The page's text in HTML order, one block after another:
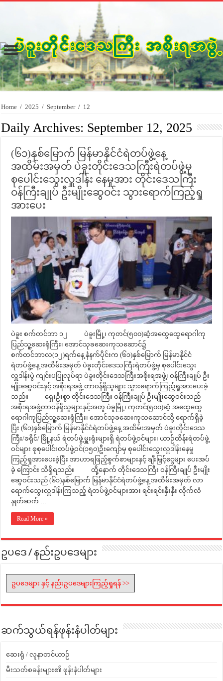
Home / 2025 / September / 12
Daily Archives: September 12, 2025
(၆၁)နှစ်မြောက် မြန်မာနိုင်ငံရဲတပ်ဖွဲ့နေ့
အထိမ်းအမှတ် ပဲခူးတိုင်းဒေသကြီးရဲတပ်ဖွဲ့မှ
စုပေါင်းသွေးလှူဒါန်း နေမှုအား တိုင်းဒေသကြီး
ဝန်ကြီးချုပ် ဦးမျိုးဆွေဝင်း သွားရောက်ကြည့်ရှု
အားပေး
ပဲခူး စက်တင်ဘာ ၁၂ ပဲခူးမြို့၊ ကုတင်(၅၀၀)ဆံ့အထွေထွေရောဂါကု
ပြည်သူ့ဆေးရုံကြီး၊ အောင်သုခဆေးကုသဆောင်၌
စက်တင်ဘာလ(၁၂)ရက်နေ့ နံနက်ပိုင်းက (၆၁)နှစ်မြောက် မြန်မာနိုင်ငံ
ရဲတပ်ဖွဲ့နေ့ အထိမ်းအမှတ် ပဲခူးတိုင်းဒေသကြီးရဲတပ်ဖွဲ့မှ စုပေါင်းသွေး
လှူဒါန်းပွဲ ကျင်းပပြုလုပ်ရာ ပဲခူးတိုင်းဒေသကြီးအစိုးရအဖွဲ့၊ ဝန်ကြီးချုပ် ဦး
မျိုးဆွေဝင်းနှင့် အစိုးရအဖွဲ့ တာဝန်ရှိသူများ သွားရောက်ကြည့်ရှုအားပေးခဲ့
သည်။ ရှေးဦးစွာ တိုင်းဒေသကြီး ဝန်ကြီးချုပ် ဦးမျိုးဆွေဝင်းသည်
အစိုးရအဖွဲ့တာဝန်ရှိသူများနှင့်အတူ ပဲခူမြို့၊ ကုတင်(၅၀၀)ဆံ့ အထွေထွေ
ရောဂါကုပြည်သူ့ဆေးရုံကြီး၊ အောင်သုခဆေးကုသဆောင်သို့ ရောက်ရှိခဲ့
ပြီး (၆၁)နှစ်မြောက် မြန်မာနိုင်ငံရဲတပ်ဖွဲ့နေ့ အထိမ်းအမှတ် ပဲခူးတိုင်းဒေသ
ကြီး/ခရိုင်/ မြို့နယ် ရဲတပ်ဖွဲ့မှူးရုံးများရှိ ရဲတပ်ဖွဲ့ဝင်များ၊ ယာဉ်ထိန်းရဲတပ်ဖွဲ့
ဝင်များ စုစုပေါင်းတပ်ဖွဲ့ဝင်(၁၅၀)ဦးကျော်မှ စုပေါင်းသွေးလှူဒါန်းနေမှု
ကြည့်ရှုအားပေးခဲ့ပြီး အာဟာရဖြည့်စွက်စာများနှင့် ချီးမြှင့်ငွေများ ပေးအပ်
ခဲ့ ကြောင်း သိရှိရသည်။ ထို့နောက် တိုင်းဒေသကြီး ဝန်ကြီးချုပ် ဦးမျိုး
ဆွေဝင်းသည် (၆၁)နှစ်မြောက် မြန်မာနိုင်ငံရဲတပ်ဖွဲ့နေ့ အထိမ်းအမှတ် လာ
ရောက်သွေးလှူဒါန်းကြသည့် ရဲတပ်ဖွဲ့ဝင်များအား ရင်းရင်းနှီးနှီး လိုက်လံ
နှုတ်ဆက် …
Read More »
ဥပဒေ / နည်းဥပဒေများ
ဥပဒေများ နှင့် နည်းဥပဒေများကြည့်ရှုရန် >>
ဆက်သွယ်ရန်ဖုန်းနံပါတ်များ
ဆေးရုံ / လူနာတင်ယာဉ်
မီးသတ်စခန်းများ၏ ဖုန်းနံပါတ်များ